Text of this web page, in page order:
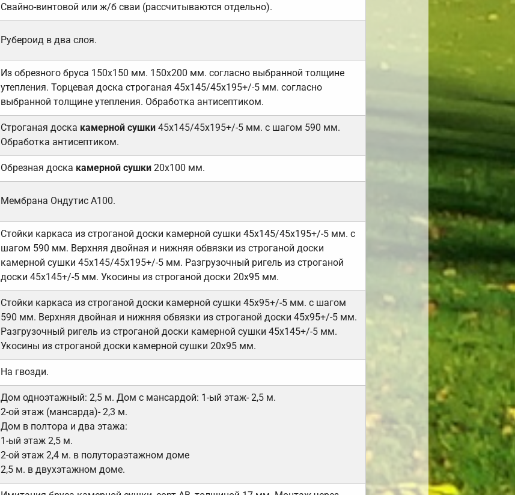
Свайно-винтовой или ж/б сваи (рассчитываются отдельно).
Рубероид в два слоя.
Из обрезного бруса 150х150 мм. 150х200 мм. согласно выбранной толщине
утепления. Торцевая доска строганая 45х145/45х195+/-5 мм. согласно
выбранной толщине утепления. Обработка антисептиком.
Строганая доска камерной сушки 45х145/45х195+/-5 мм. с шагом 590 мм.
Обработка антисептиком.
Обрезная доска камерной сушки20х100 мм.
Мембрана Ондутис А100.
Стойки каркаса из строганой доски камерной сушки 45х145/45х195+/-5 мм. с
шагом 590 мм. Верхняя двойная и нижняя обвязки из строганой доски
камерной сушки 45х145/45х195+/-5 мм. Разгрузочный ригель из строганой
доски 45х145+/-5 мм. Укосины из строганой доски 20х95 мм.
Стойки каркаса из строганой доски камерной сушки 45х95+/-5 мм. с шагом
590 мм. Верхняя двойная и нижняя обвязки из строганой доски 45х95+/-5 мм.
Разгрузочный ригель из строганой доски камерной сушки 45х145+/-5 мм.
Укосины из строганой доски камерной сушки 20х95 мм.
На гвозди.
Дом одноэтажный: 2,5 м. Дом с мансардой: 1-ый этаж- 2,5 м.
2-ой этаж (мансарда)- 2,3 м.
Дом в полтора и два этажа:
1-ый этаж 2,5 м.
2-ой этаж 2,4 м. в полутораэтажном доме
2,5 м. в двухэтажном доме.